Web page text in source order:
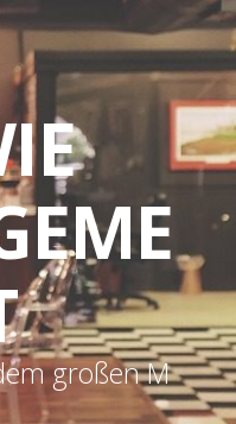
großen M